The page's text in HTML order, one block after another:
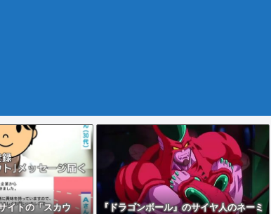
イトの「スカウ
『ドラゴンボール』のサイヤ人のネーミ